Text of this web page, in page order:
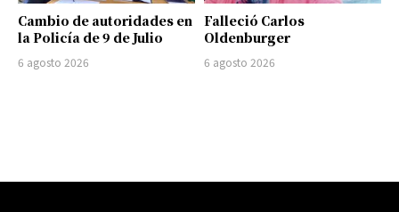
Cambio de autoridades en
la Policía de 9 de Julio
6 agosto 2026
Falleció Carlos
Oldenburger
6 agosto 2026